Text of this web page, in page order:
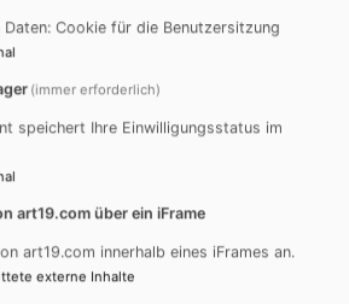
Ja (einmalig)
Daten: Cookie für die Benutzersitzung
(immer erforderlich)
speichert Ihre Einwilligungsstatus im
art19.com über ein iFrame
art19.com innerhalb eines iFrames an.
externe Inhalte